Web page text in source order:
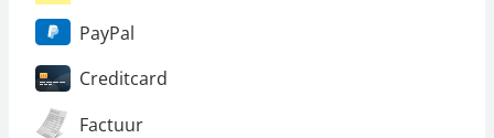
PayPal
Creditcard
Factuur